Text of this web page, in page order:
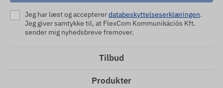
Jeg har læst og acceptererdatabeskyttelseserklæringen.
Jeg giver samtykke til, at FlexCom Kommunikációs Kft.
sender mig nyhedsbreve fremover.
Tilbud
Produkter